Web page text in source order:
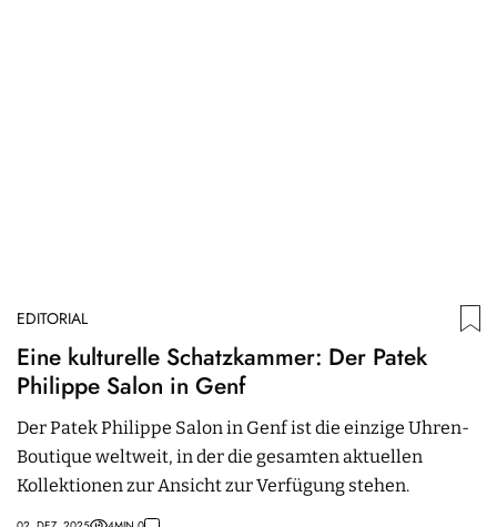
EDITORIAL
Eine kulturelle Schatzkammer: Der Patek
Philippe Salon in Genf
Der Patek Philippe Salon in Genf ist die einzige Uhren-
Boutique weltweit, in der die gesamten aktuellen
Kollektionen zur Ansicht zur Verfügung stehen.